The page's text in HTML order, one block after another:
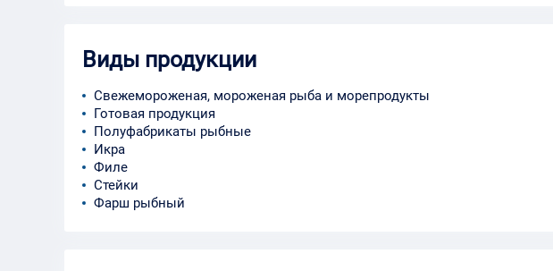
Виды продукции
Свежемороженая, мороженая рыба и морепродукты
Готовая продукция
Полуфабрикаты рыбные
Икра
Филе
Стейки
Фарш рыбный